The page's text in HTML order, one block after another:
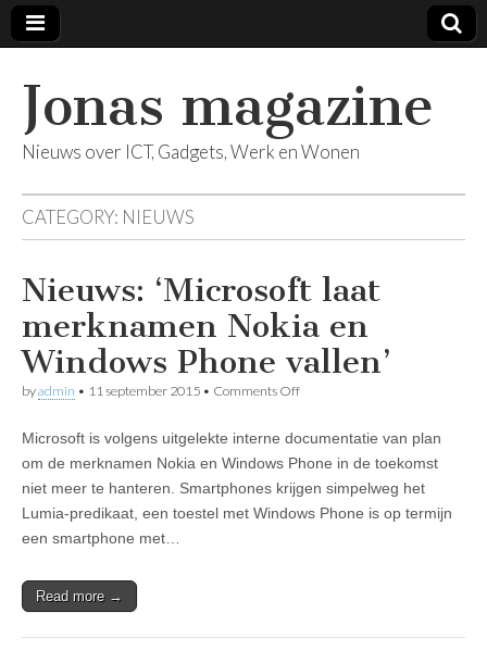
Jonas magazine
Nieuws over ICT, Gadgets, Werk en Wonen
CATEGORY: NIEUWS
Nieuws: ‘Microsoft laat
merknamen Nokia en
Windows Phone vallen’
byadmin • 11 september 2015 • Comments Offon
laat
merknamen
en
Windows
Microsoft is volgens uitgelekte interne documentatie van plan
om de merknamen Nokia en Windows Phone in de toekomst
niet meer te hanteren. Smartphones krijgen simpelweg het
Lumia-predikaat, een toestel met Windows Phone is op termijn
een smartphone met…
Read more →